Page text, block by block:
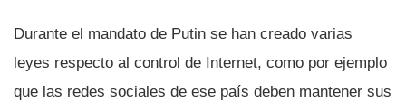
Durante el mandato de Putin se han creado varias
leyes respecto al control de Internet, como por ejemplo
que las redes sociales de ese paí­s deben mantener sus